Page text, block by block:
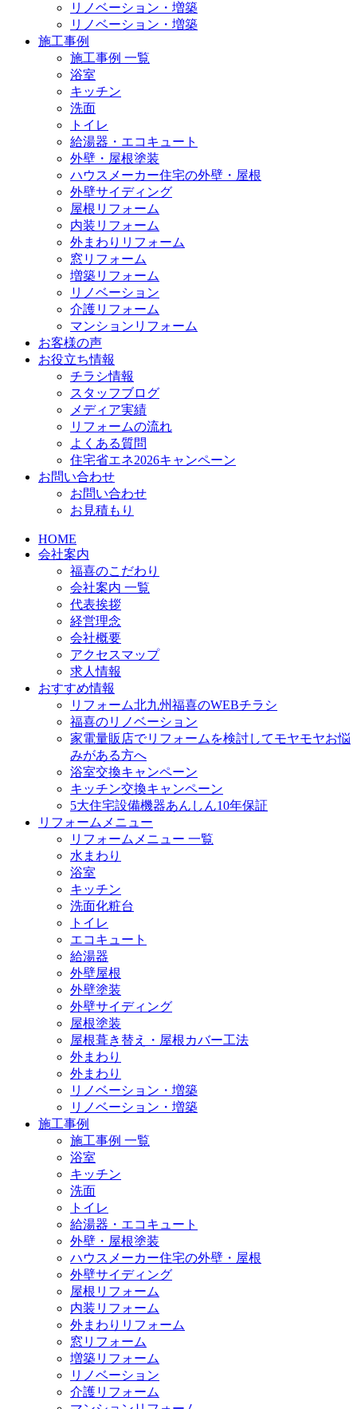
リノベーション・増築
リノベーション・増築
施工事例
施工事例 一覧
浴室
キッチン
洗面
トイレ
給湯器・エコキュート
外壁・屋根塗装
ハウスメーカー住宅の外壁・屋根
外壁サイディング
屋根リフォーム
内装リフォーム
外まわりリフォーム
窓リフォーム
増築リフォーム
リノベーション
介護リフォーム
マンションリフォーム
お客様の声
お役立ち情報
チラシ情報
スタッフブログ
メディア実績
リフォームの流れ
よくある質問
住宅省エネ2026キャンペーン
お問い合わせ
お問い合わせ
お見積もり
HOME
会社案内
福喜のこだわり
会社案内 一覧
代表挨拶
経営理念
会社概要
アクセスマップ
求人情報
おすすめ情報
リフォーム北九州福喜のWEBチラシ
福喜のリノベーション
家電量販店でリフォームを検討してモヤモヤお悩
みがある方へ
浴室交換キャンペーン
キッチン交換キャンペーン
5大住宅設備機器あんしん10年保証
リフォームメニュー
リフォームメニュー 一覧
水まわり
浴室
キッチン
洗面化粧台
トイレ
エコキュート
給湯器
外壁屋根
外壁塗装
外壁サイディング
屋根塗装
屋根葺き替え・屋根カバー工法
外まわり
外まわり
リノベーション・増築
リノベーション・増築
施工事例
施工事例 一覧
浴室
キッチン
洗面
トイレ
給湯器・エコキュート
外壁・屋根塗装
ハウスメーカー住宅の外壁・屋根
外壁サイディング
屋根リフォーム
内装リフォーム
外まわりリフォーム
窓リフォーム
増築リフォーム
リノベーション
介護リフォーム